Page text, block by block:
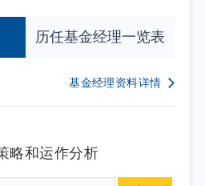
历任基金经理一览表
基金经理资料详情
略和运作分析